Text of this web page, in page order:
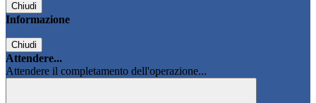
Chiudi
Informazione
Chiudi
Attendere...
Attendere il completamento dell'operazione...